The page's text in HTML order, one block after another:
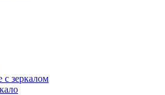
зеркалом